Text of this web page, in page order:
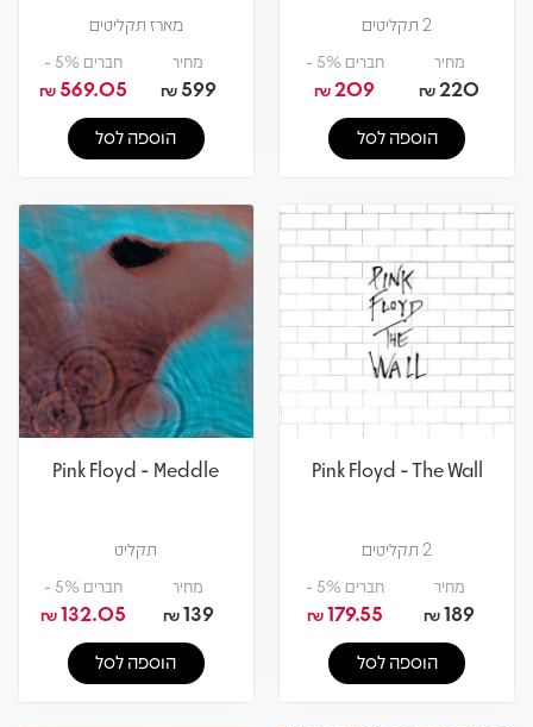
2 תקליטים
מחיר
220
₪
חברים 5% -
209
₪
הוספה לסל
מארז תקליטים
מחיר
599
₪
חברים 5% -
569.05
₪
הוספה לסל
Pink Floyd - The Wall
2 תקליטים
מחיר
189
₪
חברים 5% -
179.55
₪
הוספה לסל
Pink Floyd - Meddle
תקליט
מחיר
139
₪
חברים 5% -
132.05
₪
הוספה לסל